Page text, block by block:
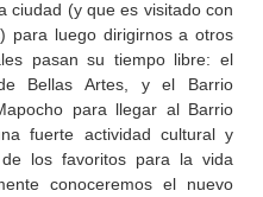
ciudad (y que es visitado con
para luego dirigirnos a otros
pasan su tiempo libre: el
Bellas Artes, y el Barrio
para llegar al Barrio
fuerte actividad cultural y
los favoritos para la vida
conoceremos el nuevo